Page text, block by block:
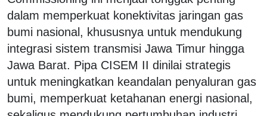
dalam memperkuat konektivitas jaringan gas
bumi nasional, khususnya untuk mendukung
integrasi sistem transmisi Jawa Timur hingga
Jawa Barat. Pipa CISEM II dinilai strategis
untuk meningkatkan keandalan penyaluran gas
bumi, memperkuat ketahanan energi nasional,